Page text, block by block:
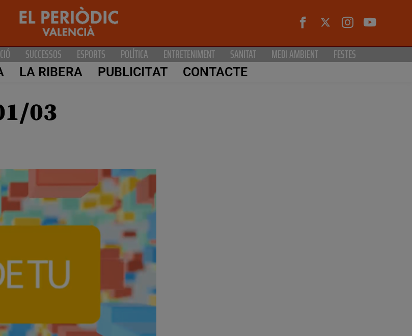
SUCCESSOS ESPORTS POLÍTICA ENTRETENIMENT SANITAT MEDI AMBIENT FESTES
LA RIBERA PUBLICITAT CONTACTE
03